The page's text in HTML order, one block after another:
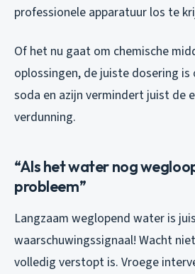
professionele apparatuur los te
Of het nu gaat om chemische
oplossingen, de juiste dosering is
soda en azijn vermindert juist de
verdunning.
“Als het water nog
probleem”
Langzaam weglopend water is
waarschuwingssignaal! Wacht
volledig verstopt is. Vroege